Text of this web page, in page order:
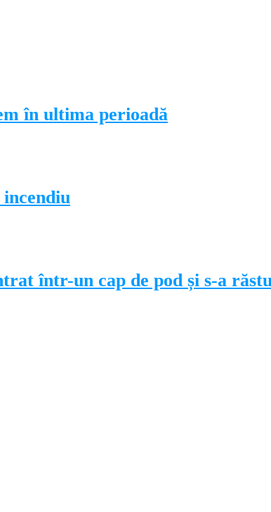
în ultima perioadă
într-un cap de pod și s-a